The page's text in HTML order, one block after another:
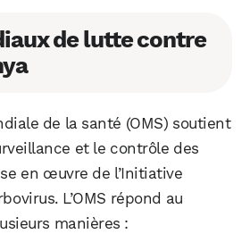
de lutte contre
de la santé (OMS) soutient
et le contrôle des
en œuvre de l’Initiative
L’OMS répond au
manières :